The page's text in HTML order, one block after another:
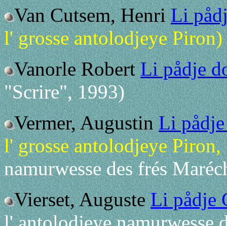
Van Cutsem, HenriLi
l' grosse antolodjeye Piron)
Vanorle RobertLi pådje
"Scrire", 1993)
Vermer, AugustinLi
l' grosse antolodjeye
namurwesse des frés
Vierset, AugusteLi pådje